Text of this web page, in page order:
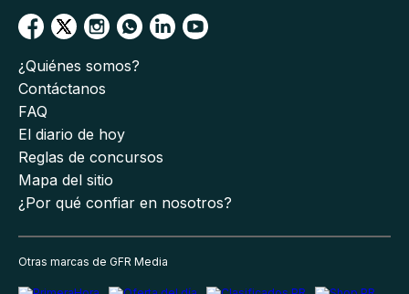
¿Quiénes somos?
Contáctanos
FAQ
El diario de hoy
Reglas de concursos
Mapa del sitio
¿Por qué confiar en nosotros?
Otras marcas de GFR Media